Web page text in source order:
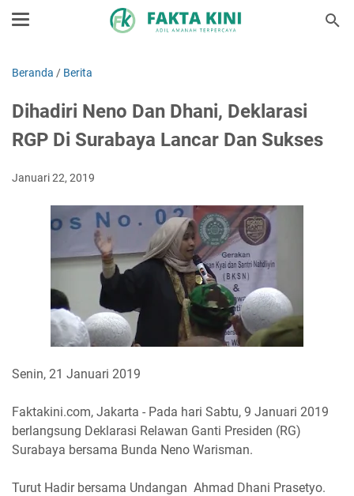
Beranda / Berita
Dihadiri Neno Dan Dhani, Deklarasi
RGP Di Surabaya Lancar Dan Sukses
Januari 22, 2019
Senin, 21 Januari 2019
Faktakini.com, Jakarta - Pada hari Sabtu, 9 Januari 2019
berlangsung Deklarasi Relawan Ganti Presiden (RG)
Surabaya bersama Bunda Neno Warisman.
Turut Hadir bersama Undangan Ahmad Dhani Prasetyo.